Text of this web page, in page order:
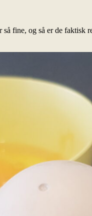
fine, og så er de faktisk